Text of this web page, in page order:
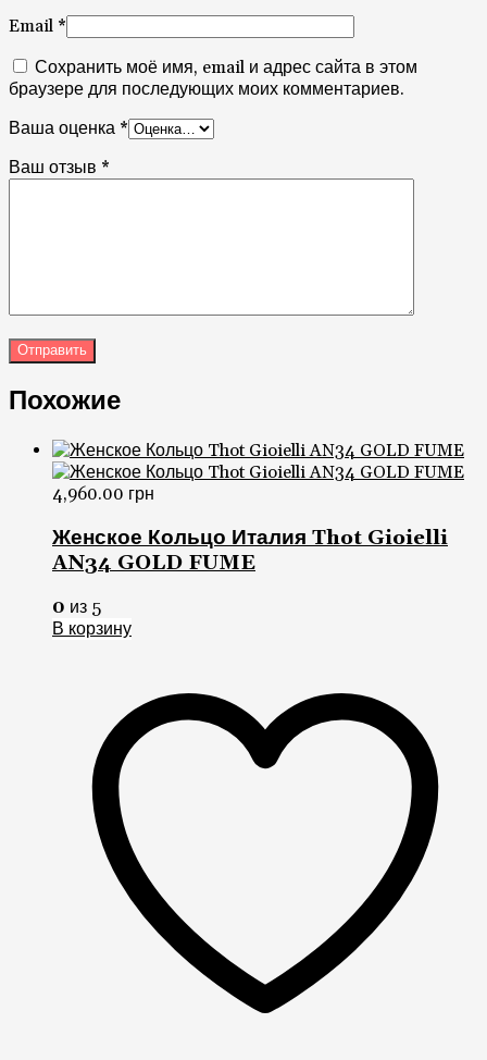
Email *
Сохранить моё имя, email и адрес сайта в этом
браузере для последующих моих комментариев.
Ваша оценка *
Ваш отзыв *
Похожие
4,960.00 грн
Женское Кольцо Италия Thot Gioielli
AN34 GOLD FUME
0 из 5
В корзину